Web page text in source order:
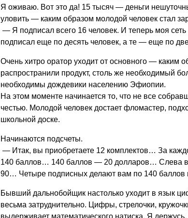
Я оживаю. Вот это да! 15 тысяч — деньги
уловить — каким образом молодой человек стал
— Я подписал всего 16 человек. И теперь моя
подписал еще по десять человек, а те — еще по
Очень хитро оратор уходит от основного — каким
распространили продукт, столь же необходимый
необходимы дождевики населению Эфиопии.
На этом моменте начинается то, что не все
честью. Молодой человек достает фломастер,
школьной доске.
Начинаются подсчеты.
— Итак, вы приобретаете 12 комплектов… За
140 баллов… 140 баллов — 20 долларов… Слева
90… Четыре подписных делают вам по 140 баллов
Бывший дальнобойщик настолько уходит в язык
весьма затруднительно. Цифры, стрелочки,
выдерживает математического натиска. Я